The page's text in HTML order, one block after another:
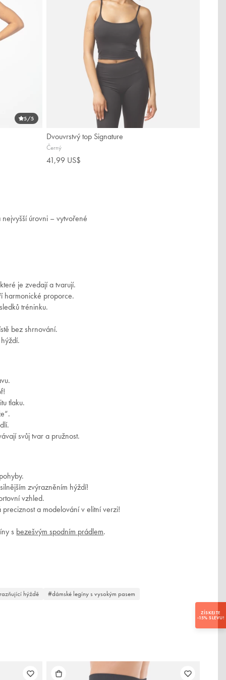
5/5
Dvouvrstvý top Signature
Černý
41,99 US$
úrovni – vytvořené
je zvedají a tvarují.
harmonické proporce.
tréninku.
bez shrnování.
tlaku.
svůj tvar a pružnost.
zvýrazněním hýždí!
vzhled.
a modelování v elitní verzi!
s bezešvým spodním prádlem.
hýždě
dámské legíny s vysokým pasem
se a
slevu -15 %!
všem důležitým informacím:
ODEBÍRAT
ZÍSKEJTE
-15% SLEVU!